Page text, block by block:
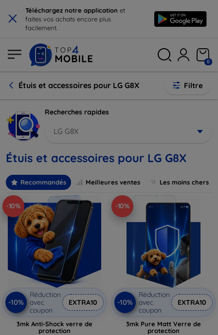
× Téléchargez notre application et
faites vos achats encore plus
facilement.
0
Étuis et accessoires pour LG G8X Filtre
Recherches rapides
LG G8X
Étuis et accessoires pour LG G8X
Recommandés Meilleures ventes Les moins chers
-10%
-10%
Réduction
avec
coupon
EXTRA10
3mk Anti-Shock verre de
protection
-10%
-10%
Réduction
avec
coupon
EXTRA10
3mk Pure Matt Verre de
protection